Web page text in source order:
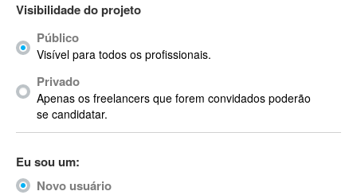
Acrobat
Acrobat X
Acronis
ACT
ActionScript
ActionScript 3
Visibilidade do projeto
Público
Visível para todos os profissionais.
Privado
Apenas os freelancers que forem convidados poderão
se candidatar.
Eu sou um:
Novo usuário